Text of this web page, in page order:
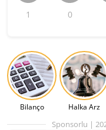
1 0
Bilanço Halka Arz
Sponsorlu |